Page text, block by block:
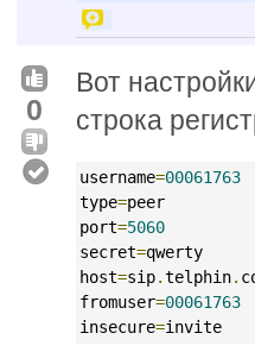
0
Вот
строка
username=00061763
type=peer
port=5060
secret=qwerty
host=sip.telphin.
fromuser=00061763
insecure=invite